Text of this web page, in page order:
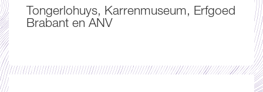
Tongerlohuys, Karrenmuseum, Erfgoed
Brabant en ANV